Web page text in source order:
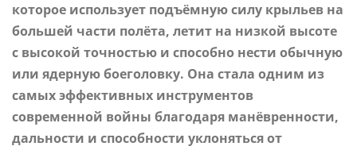
которое использует подъёмную силу крыльев на
большей части полёта, летит на низкой высоте
с высокой точностью и способно нести обычную
или ядерную боеголовку. Она стала одним из
самых эффективных инструментов
современной войны благодаря манёвренности,
дальности и способности уклоняться от